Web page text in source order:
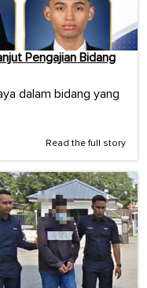
Pengajian Bidang
dalam bidang yang
Read the full story